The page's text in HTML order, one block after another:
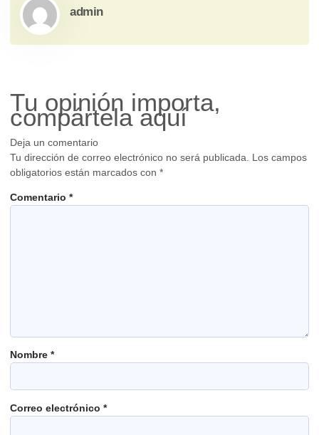
admin
Tu opinión importa,
compártela aquí
Deja un comentario
Tu dirección de correo electrónico no será publicada.
Los campos
obligatorios están marcados con *
Comentario *
Nombre *
Correo electrónico *